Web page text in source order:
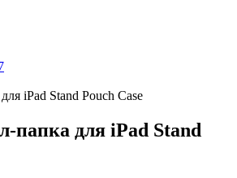
iPad Stand Pouch Case
папка для iPad Stand